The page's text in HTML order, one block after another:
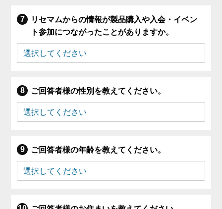
リセマムからの情報が製品購入や入会・イベン
ト参加につながったことがありますか。
ご回答者様の性別を教えてください。
ご回答者様の年齢を教えてください。